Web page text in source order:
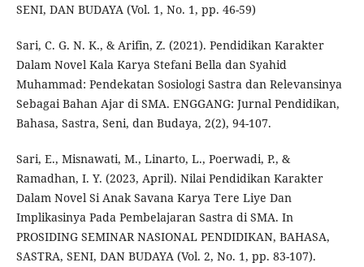
SENI, DAN BUDAYA (Vol. 1, No. 1, pp. 46-59)
Sari, C. G. N. K., & Arifin, Z. (2021). Pendidikan Karakter
Dalam Novel Kala Karya Stefani Bella dan Syahid
Muhammad: Pendekatan Sosiologi Sastra dan Relevansinya
Sebagai Bahan Ajar di SMA. ENGGANG: Jurnal Pendidikan,
Bahasa, Sastra, Seni, dan Budaya, 2(2), 94-107.
Sari, E., Misnawati, M., Linarto, L., Poerwadi, P., &
Ramadhan, I. Y. (2023, April). Nilai Pendidikan Karakter
Dalam Novel Si Anak Savana Karya Tere Liye Dan
Implikasinya Pada Pembelajaran Sastra di SMA. In
PROSIDING SEMINAR NASIONAL PENDIDIKAN, BAHASA,
SASTRA, SENI, DAN BUDAYA (Vol. 2, No. 1, pp. 83-107).